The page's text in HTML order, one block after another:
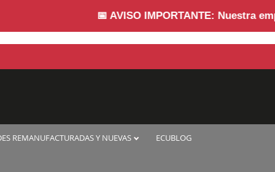
AVISO IMPORTANTE:Nuestra
REMANUFACTURADAS Y NUEVAS ECUBLOG